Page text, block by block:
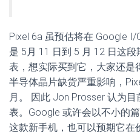
Pixel 6a 虽预估将在 Google
是 5月 11 日到 5 月 12 日这
表，想实际买到它，大家还是
半导体晶片缺货严重影响，
月。 因此 Jon Prosser 认为
表。Google 或许会以不小的
这款新手机，也可以预期它在